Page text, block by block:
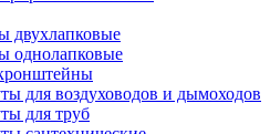
двухлапковые
однолапковые
для воздуховодов и дымоходов
для труб